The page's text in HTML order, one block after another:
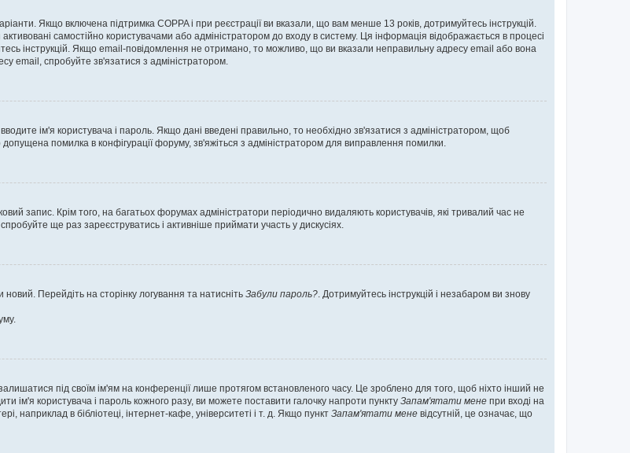
Якщо включена підтримка COPPA і при реєстрації ви вказали, що вам менше 13 років, дотримуйтесь інструкцій.
самостійно користувачами або адміністратором до входу в систему. Ця інформація відображається в процесі
інструкцій. Якщо email-повідомлення не отримано, то можливо, що ви вказали неправильну адресу email або вона
email, спробуйте зв'язатися з адміністратором.
ім'я користувача і пароль. Якщо дані введені правильно, то необхідно зв'язатися з адміністратором, щоб
помилка в конфігурації форуму, зв'яжіться з адміністратором для виправлення помилки.
запис. Крім того, на багатьох форумах адміністратори періодично видаляють користувачів, які тривалий час не
ще раз зареєструватись і активніше приймати участь у дискусіях.
Перейдіть на сторінку логування та натисніть Забули пароль? . Дотримуйтесь інструкцій і незабаром ви знову
під своїм ім'ям на конференції лише протягом встановленого часу. Це зроблено для того, щоб ніхто інший не
ім'я користувача і пароль кожного разу, ви можете поставити галочку напроти пункту Запам'ятати мене при вході на
в бібліотеці, інтернет-кафе, університеті і т. д. Якщо пункт Запам'ятати мене відсутній, це означає, що